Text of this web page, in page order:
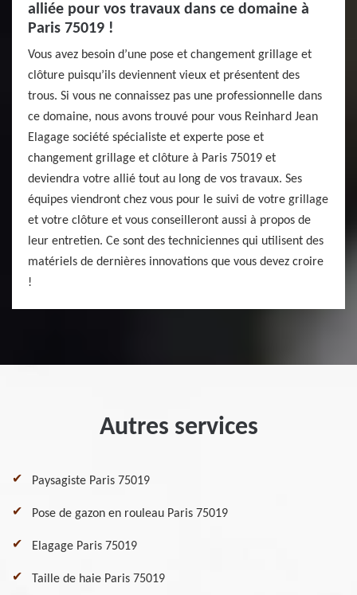
alliée pour vos travaux dans ce domaine à
Paris 75019 !
Vous avez besoin d’une pose et changement grillage et
clôture puisqu’ils deviennent vieux et présentent des
trous. Si vous ne connaissez pas une professionnelle dans
ce domaine, nous avons trouvé pour vous Reinhard Jean
Elagage société spécialiste et experte pose et
changement grillage et clôture à Paris 75019 et
deviendra votre allié tout au long de vos travaux. Ses
équipes viendront chez vous pour le suivi de votre grillage
et votre clôture et vous conseilleront aussi à propos de
leur entretien. Ce sont des techniciennes qui utilisent des
matériels de dernières innovations que vous devez croire
!
Autres services
Paysagiste Paris 75019
Pose de gazon en rouleau Paris 75019
Elagage Paris 75019
Taille de haie Paris 75019